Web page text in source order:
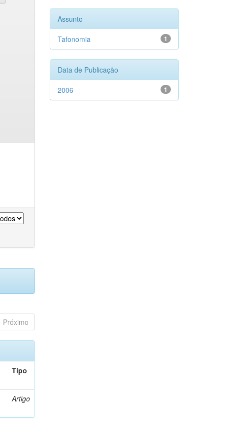
Próximo
Tipo
Artigo
Assunto
1
Tafonomia
Data de Publicação
1
2006